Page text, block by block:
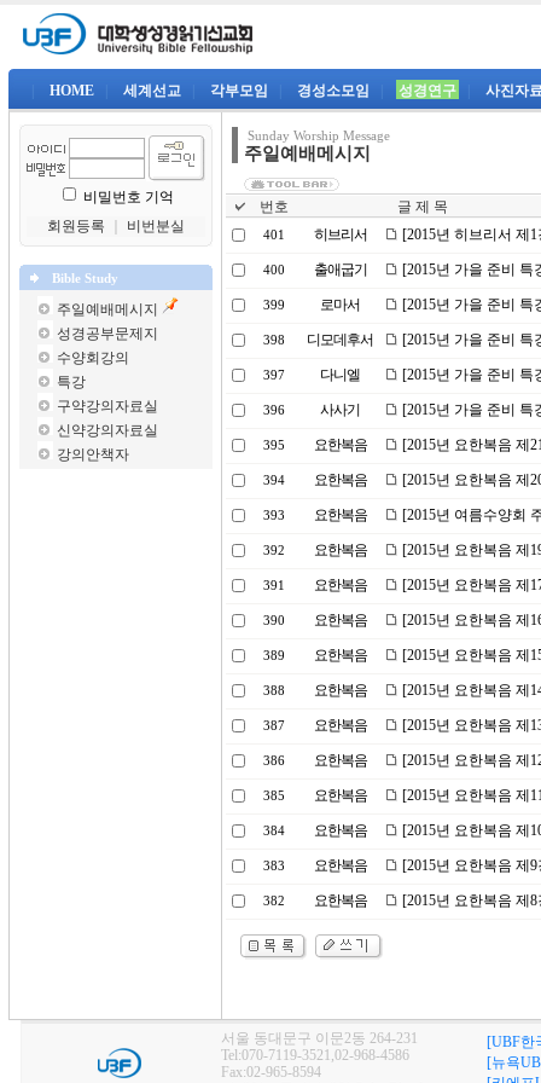
HOME 세계선교 각부모임 경성소모임 성경연구 사진자
비밀번호 기억
회원등록
비번분실
Bible Study
주일예배메시지
성경공부문제지
수양회강의
특강
구약강의자료실
신약강의자료실
강의안책자
Sunday Worship Message
주일예배메시지
번호 글 제 목
401 히브리서 [2015년 히브리서 제
400 출애굽기 [2015년 가을 준비
399 로마서 [2015년 가을 준비
398 디모데후서 [2015년 가을 준비
397 다니엘 [2015년 가을 준비
396 사사기 [2015년 가을 준비
395 요한복음 [2015년 요한복음 제
394 요한복음 [2015년 요한복음 제
393 요한복음 [2015년 여름수양회
392 요한복음 [2015년 요한복음 제
391 요한복음 [2015년 요한복음 제
390 요한복음 [2015년 요한복음 제
389 요한복음 [2015년 요한복음 제
388 요한복음 [2015년 요한복음 제
387 요한복음 [2015년 요한복음 제
386 요한복음 [2015년 요한복음 제
385 요한복음 [2015년 요한복음 제
384 요한복음 [2015년 요한복음 제
383 요한복음 [2015년 요한복음 제
382 요한복음 [2015년 요한복음 제
서울 동대문구 이문2동 264-231
Tel:070-7119-3521,02-968-4586
Fax:02-965-8594
[UBF한
[뉴욕